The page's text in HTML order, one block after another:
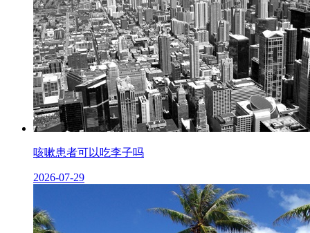
咳嗽患者可以吃李子吗
2026-07-29